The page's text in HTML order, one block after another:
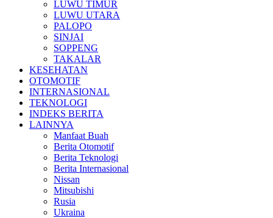
LUWU TIMUR
LUWU UTARA
PALOPO
SINJAI
SOPPENG
TAKALAR
KESEHATAN
OTOMOTIF
INTERNASIONAL
TEKNOLOGI
INDEKS BERITA
LAINNYA
Manfaat Buah
Berita Otomotif
Berita Teknologi
Berita Internasional
Nissan
Mitsubishi
Rusia
Ukraina